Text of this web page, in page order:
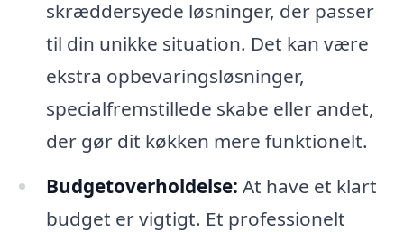
skræddersyede løsninger, der passer
til din unikke situation. Det kan være
ekstra opbevaringsløsninger,
specialfremstillede skabe eller andet,
der gør dit køkken mere funktionelt.
Budgetoverholdelse: At have et klart
budget er vigtigt. Et professionelt